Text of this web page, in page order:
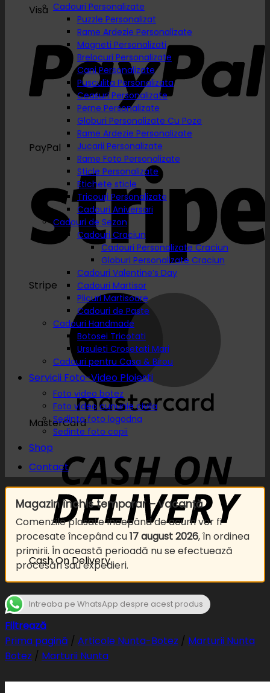
Visa
PayPal
Stripe
MasterCard
Cash On Delivery
Cadouri Personalizate
Puzzle Personalizat
Rame Ardezie Personalizate
Magneti Personalizati
Brelocuri Personalizate
Cani Personalizate
Pusculita Personalizata
Ceasuri Personalizate
Perne Personalizate
Globuri Personalizate Cu Poze
Rame Ardezie Personalizate
Jucarii Personalizate
Rame Foto Personalizate
Sticle Personalizate
Etichete sticle
Tricouri Personalizate
Cadouri Aniversari
Cadouri de Sezon
Cadouri Craciun
Cadouri Personalizate Craciun
Globuri Personalizate Craciun
Cadouri Valentine’s Day
Cadouri Martisor
Plicuri Martisoare
Cadouri de Paste
Cadouri Handmade
Botosei Tricotati
Ursuleti Crosetati Mari
Cadouri pentru Casa & Birou
Servicii Foto-Video Ploiesti
Foto video botez
Foto video cununie civila
Sedinta foto logodna
Sedinte foto copii
Shop
Contact
Magazin închis temporar – vacanță
Comenzile plasate începând de acum vor fi
procesate începând cu17 august 2026, în ordinea
primirii. În această perioadă nu se efectuează
procesări sau expedieri.
Intreaba pe WhatsApp despre acest produs
Filtrează
Prima pagină / Articole Nunta-Botez / Marturii Nunta
Botez / Marturii Nunta